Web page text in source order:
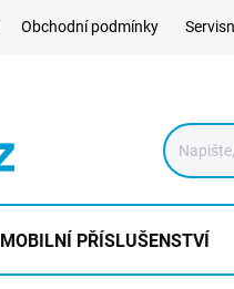
Obchodní podmínky
MOBILNÍ PŘÍSLUŠENSTVÍ